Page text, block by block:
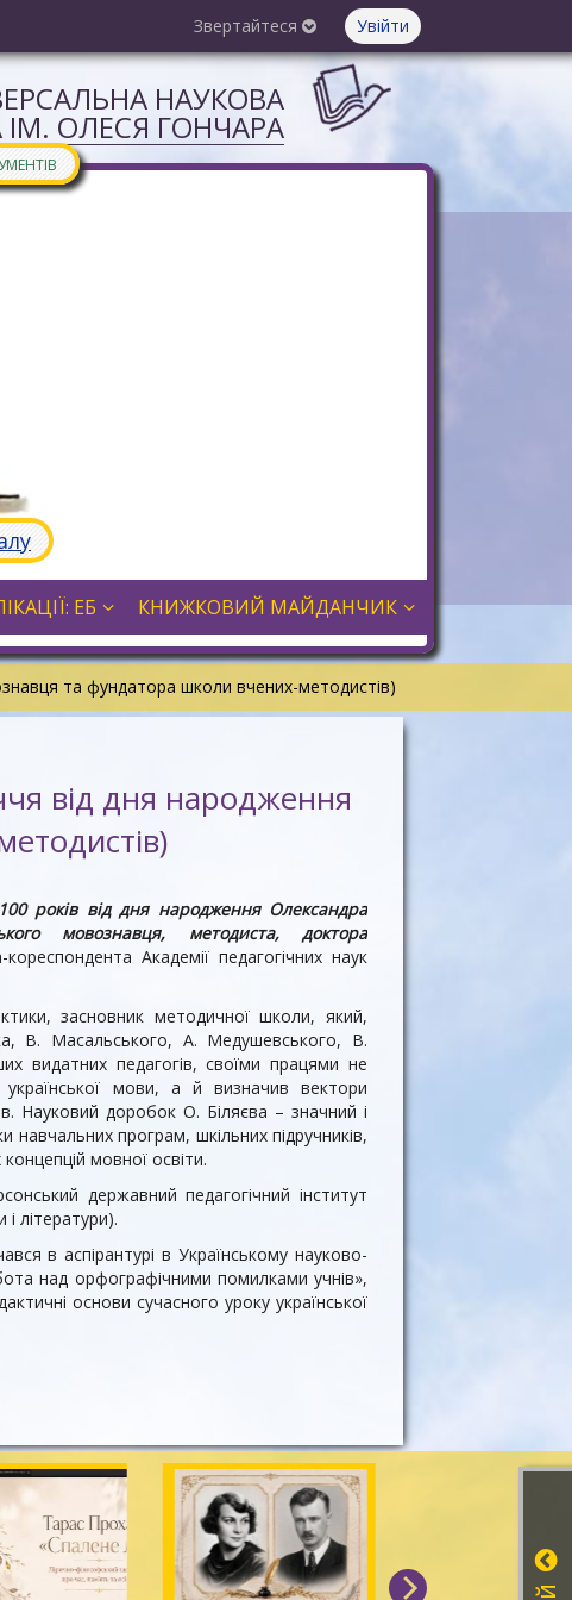
Звертайтеся Увійти
НАУКОВА
ІМ. ОЛЕСЯ ГОНЧАРА
ЕБ КНИЖКОВИЙ МАЙДАНЧИК
та фундатора школи вчених-методистів)
від дня народження
100 років від дня народження Олександра
мовознавця, методиста, доктора
Академії педагогічних наук
засновник методичної школи, який,
В. Масальського, А. Медушевського, В.
видатних педагогів, своїми працями не
мови, а й визначив вектори
Науковий доробок О. Біляєва – значний і
програм, шкільних підручників,
мовної освіти.
державний педагогічний інститут
літератури).
в аспірантурі в Українському науково-
над орфографічними помилками учнів»,
основи сучасного уроку української